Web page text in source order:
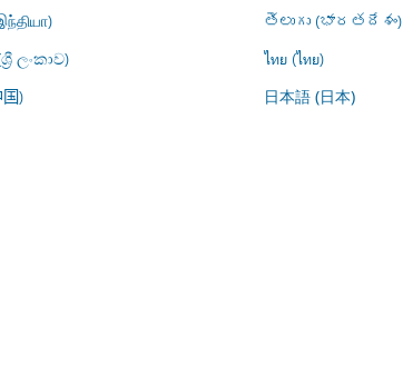
తెలుగు (భారతదేశం)
ලංකාව)
ไทย (ไทย)
) 日本語 (日本)